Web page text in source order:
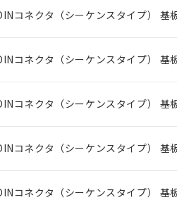
コネクタ（シーケンスタイプ） 基板
コネクタ（シーケンスタイプ） 基板
コネクタ（シーケンスタイプ） 基板
コネクタ（シーケンスタイプ） 基板
コネクタ（シーケンスタイプ） 基板
は、当社制御機器事業取扱
在庫状況および標準価格(税
せていただくものです。
器事業取扱商品の中には、
の対象外となる商品もある
承ください。
よび標準価格照会結果は、
る更新日時点での社内デー
作成されるものであり、閲
点での実際の在庫および標
異なる場合があることをご
い。
状況および標準価格はお客
先、またはお客様担当のオ